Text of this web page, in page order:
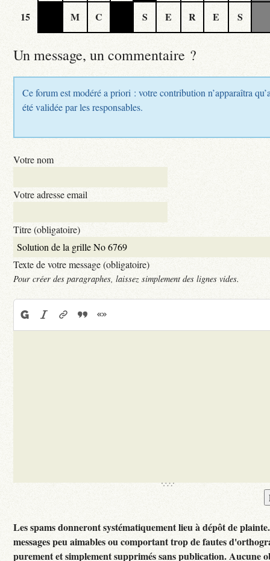
15 M C S E R E S
Un message, un commentaire ?
Ce forum est modéré a priori : votre contribution n’apparaîtra
été validée par les responsables.
Votre nom
Votre adresse email
Titre (obligatoire)
Texte de votre message (obligatoire)
Pour créer des paragraphes, laissez simplement des lignes vides.
Les spams donneront systématiquement lieu à dépôt de
messages peu aimables ou comportant trop de fautes
purement et simplement supprimés sans publication. Aucune